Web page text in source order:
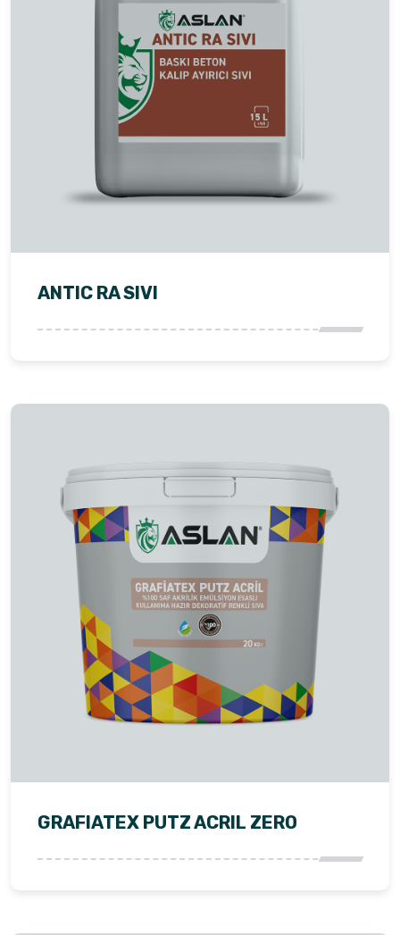
ANTIC RA SIVI
GRAFIATEX PUTZ ACRIL ZERO